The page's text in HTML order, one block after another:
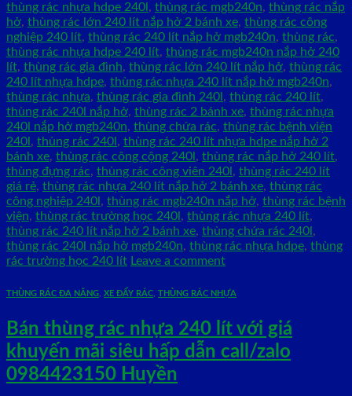
thùng rác nhựa hdpe 240l , thùng rác mgb240n, thùng rác nắp
hở, thùng rác lớn 240 lít nắp hở 2 bánh xe, thùng rác công
nghiệp 240 lít, thùng rác 240 lít nắp hở mgb240n, thùng rác,
thùng rác nhựa hdpe 240 lít, thùng rác mgb240n nắp hở 240
lít, thùng rác gia đình, thùng rác lớn 240 lít nắp hở, thùng rác
240 lít nhựa hdpe, thùng rác nhựa 240 lít nắp hở mgb240n,
thùng rác nhựa, thùng rác gia đình 240l , thùng rác 240 lít,
thùng rác 240l nắp hở, thùng rác 2 bánh xe, thùng rác nhựa
240l nắp hở mgb240n, thùng chứa rác, thùng rác bệnh viện
240l , thùng rác 240l , thùng rác 240 lít nhựa hdpe nắp hở 2
bánh xe, thùng rác công cộng 240l , thùng rác nắp hở 240 lít,
thùng đựng rác, thùng rác công viên 240l , thùng rác 240 lít
giá rẻ, thùng rác nhựa 240 lít nắp hở 2 bánh xe, thùng rác
công nghiệp 240l , thùng rác mgb240n nắp hở, thùng rác bệnh
viện, thùng rác trường học 240l , thùng rác nhựa 240 lít,
thùng rác 240 lít nắp hở 2 bánh xe, thùng chứa rác 240l ,
thùng rác 240l nắp hở mgb240n, thùng rác nhựa hdpe, thùng
rác trường học 240 lít Leave a comment
THÙNG RÁC ĐA NĂNG XE ĐẨY RÁC THÙNG RÁC NHỰA
Bán thùng rác nhựa 240 lít với giá
khuyến mãi siêu hấp dẫn call/zalo
0984423150 Huyền